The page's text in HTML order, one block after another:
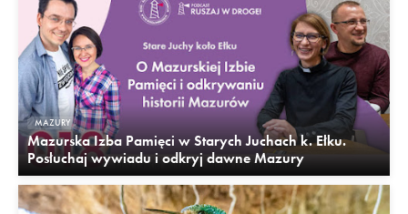
MAZURY
Mazurska Izba Pamięci w Starych Juchach k. Ełku.
Posłuchaj wywiadu i odkryj dawne Mazury